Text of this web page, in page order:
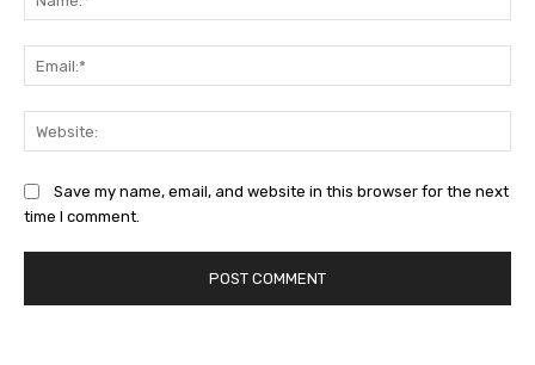
Save my name, email, and website in this browser for the next
time I comment.